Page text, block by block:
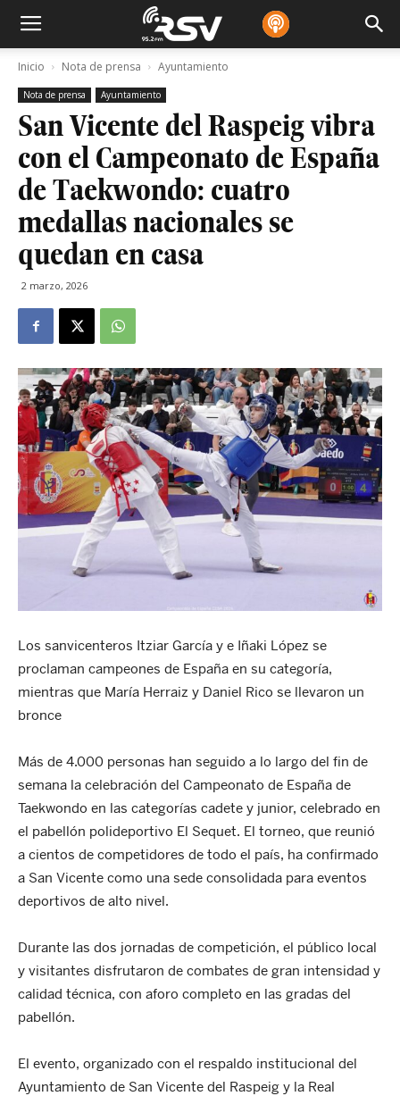
Inicio Nota de prensa Ayuntamiento
Nota de prensa Ayuntamiento
San Vicente del Raspeig vibra
con el Campeonato de España
de Taekwondo: cuatro
medallas nacionales se
quedan en casa
2 marzo, 2026
Los sanvicenteros Itziar García y e Iñaki López se
proclaman campeones de España en su categoría,
mientras que María Herraiz y Daniel Rico se llevaron un
bronce
Más de 4.000 personas han seguido a lo largo del fin de
semana la celebración del Campeonato de España de
Taekwondo en las categorías cadete y junior, celebrado en
el pabellón polideportivo El Sequet. El torneo, que reunió
a cientos de competidores de todo el país, ha confirmado
a San Vicente como una sede consolidada para eventos
deportivos de alto nivel.
Durante las dos jornadas de competición, el público local
y visitantes disfrutaron de combates de gran intensidad y
calidad técnica, con aforo completo en las gradas del
pabellón.
El evento, organizado con el respaldo institucional del
Ayuntamiento de San Vicente del Raspeig y la Real